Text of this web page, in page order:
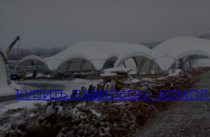
КУПИТЬ ПАВИЛЬОН -